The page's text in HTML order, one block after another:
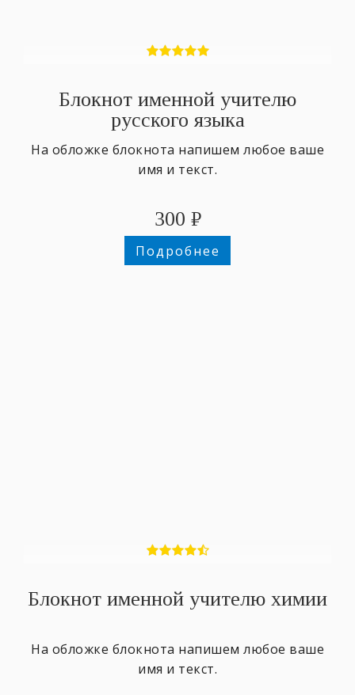
Блокнот именной учителю
русского языка
На обложке блокнота напишем любое ваше
имя и текст.
300 ₽
Подробнее
Блокнот именной учителю химии
На обложке блокнота напишем любое ваше
имя и текст.